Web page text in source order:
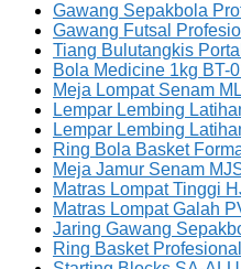
Gawang Sepakbola
Gawang Futsal
Tiang Bulutangkis
Bola Medicine 1kg BT-
Meja Lompat Senam
Lempar Lembing
Lempar Lembing
Ring Bola Basket
Meja Jamur Senam
Matras Lompat Tinggi
Matras Lompat Galah
Jaring Gawang
Ring Basket